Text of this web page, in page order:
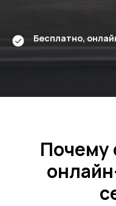
Бесплатно,
Почему